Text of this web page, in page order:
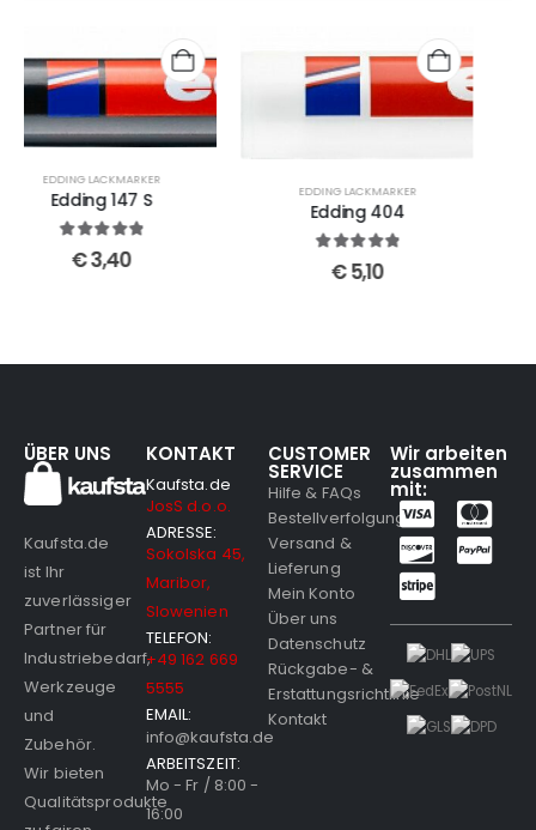
EDDING LACKMARKER
Edding 404
5out of 5
€5,10
EDDING LACKMARKER
Edding 8015
5out of 5
€
ÜBER UNS
Kaufsta.de
ist Ihr
zuverlässiger
Partner für
Industriebedarf,
Werkzeuge
und
Zubehör.
Wir bieten
Qualitätsprodukte
KONTAKT
Kaufsta.de
JosS d.o.o.
ADRESSE:
Sokolska 45,
Maribor,
Slowenien
TELEFON:
+49 162 669
5555
EMAIL:
info@kaufsta.de
ARBEITSZEIT:
Mo - Fr / 8:00 -
16:00
CUSTOMER
SERVICE
Hilfe & FAQs
Bestellverfolgung
Versand &
Lieferung
Mein Konto
Über uns
Datenschutz
Rückgabe- &
Erstattungsrichtlinie
Kontakt
Wir arbeiten
zusammen
mit: